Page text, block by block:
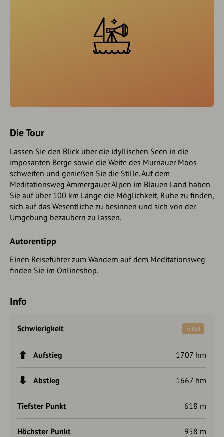
Die Tour
Lassen Sie den Blick über die idyllischen Seen in die
imposanten Berge sowie die Weite des Murnauer Moos
schweifen und genießen Sie die Stille. Auf dem
Meditationsweg Ammergauer Alpen im Blauen Land haben
Sie auf über 100 km Länge die Möglichkeit, Ruhe zu finden,
sich auf das Wesentliche zu besinnen und sich von der
Umgebung bezaubern zu lassen.
Autorentipp
Einen Reiseführer zum Wandern auf dem Meditationsweg
finden Sie im Onlineshop.
Info
Schwierigkeit mittel
Aufstieg 1707 hm
Abstieg 1667 hm
Tiefster Punkt 618 m
Höchster Punkt 958 m